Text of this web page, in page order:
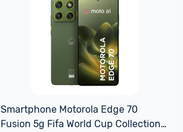
Smartphone Motorola Edge 70
Fusion 5g Fifa World Cup Collection -